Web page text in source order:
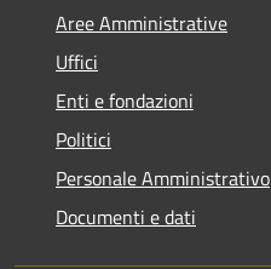
Aree Amministrative
Uffici
Enti e fondazioni
Politici
Personale Amministrativo
Documenti e dati